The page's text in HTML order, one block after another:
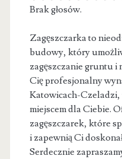
Brak głosów.
Zagęszczarka to
budowy, który
zagęszczanie gruntu i
Cię profesjonalny
Katowicach-
miejscem dla Ciebie.
zagęszczarek, które
i zapewnią Ci
Serdecznie